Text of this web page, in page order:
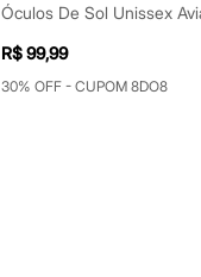
R$ 99,99
30% OFF - CUPOM 8DO8